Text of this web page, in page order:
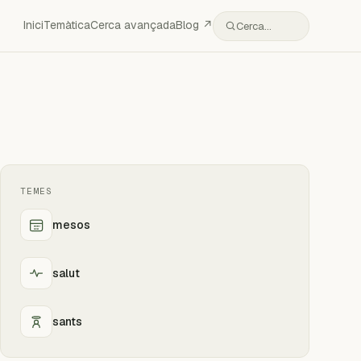
IniciTemàticaCerca avançadaBlog ↗ Cerca…
TEMES
mesos
salut
sants